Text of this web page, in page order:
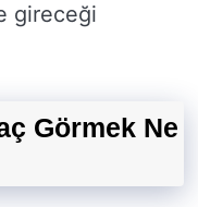
gireceği
Görmek Ne